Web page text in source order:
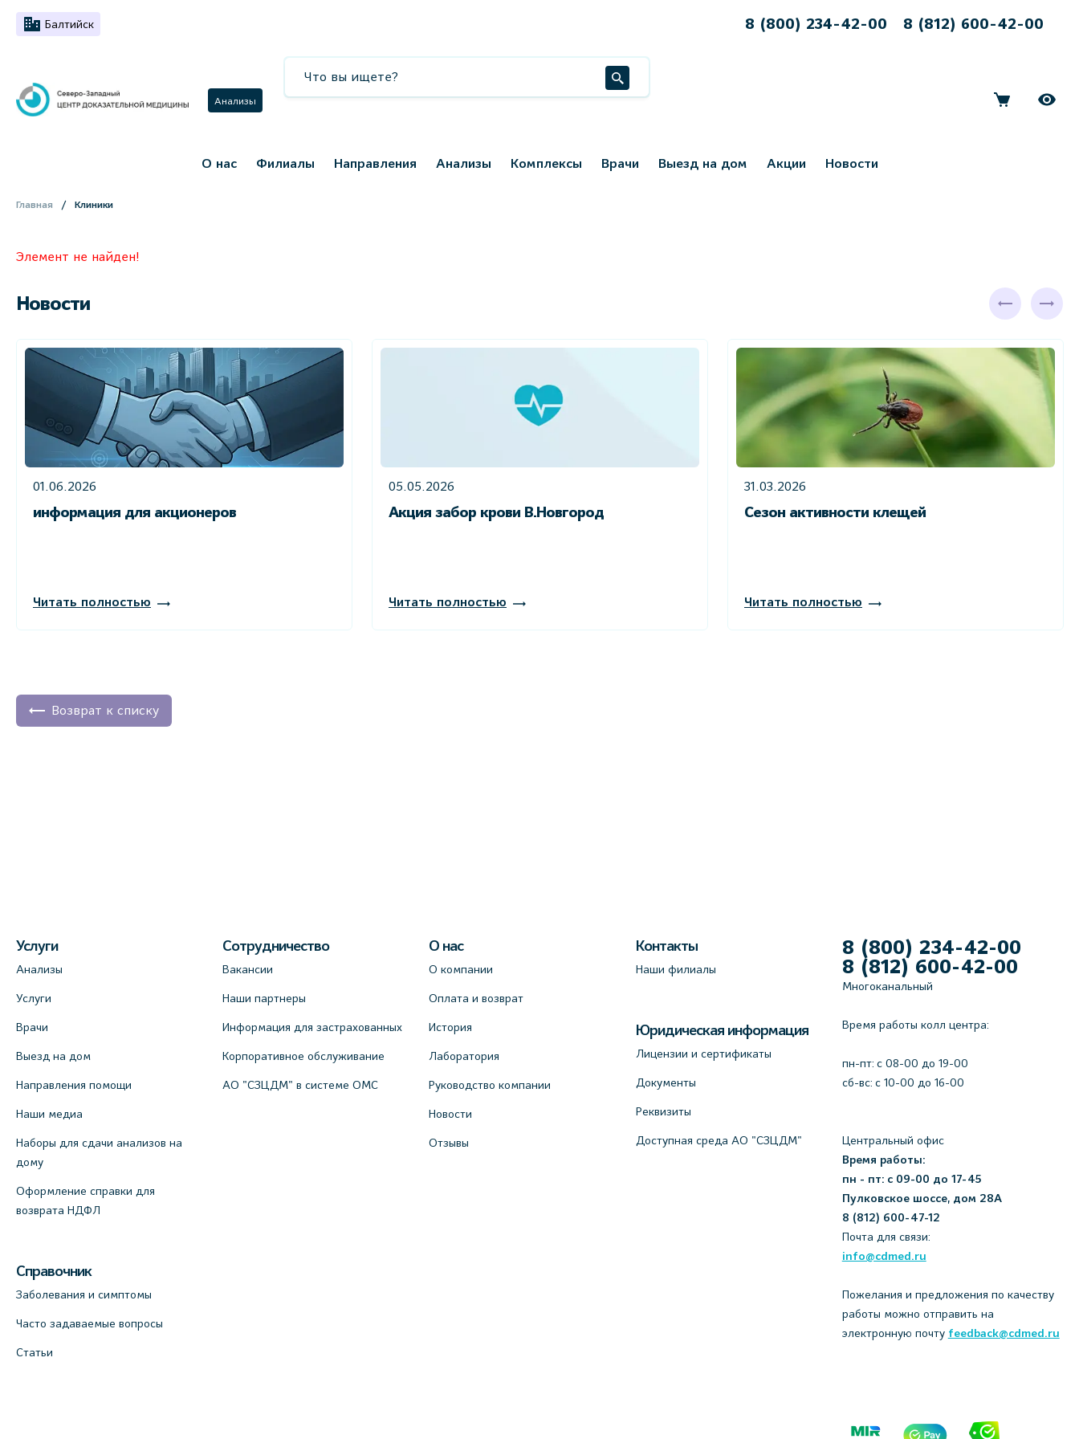
Балтийск 8 (800) 234-42-00 8 (812) 600-42-00
Анализы
О нас Филиалы Направления Анализы Комплексы Врачи Выезд на дом Акции Новости
Главная Клиники
Элемент не найден!
Новости
01.06.2026
информация для акционеров
Читать полностью
05.05.2026
Акция забор крови В.Новгород
Читать полностью
31.03.2026
Сезон активности клещей
Читать полностью
Возврат к списку
Услуги
Анализы
Услуги
Врачи
Выезд на дом
Направления помощи
Наши медиа
Наборы для сдачи анализов на
дому
Оформление справки для
возврата НДФЛ
Справочник
Заболевания и симптомы
Часто задаваемые вопросы
Статьи
Сотрудничество
Вакансии
Наши партнеры
Информация для застрахованных
Корпоративное обслуживание
АО "СЗЦДМ" в системе ОМС
О нас
О компании
Оплата и возврат
История
Лаборатория
Руководство компании
Новости
Отзывы
Контакты
Наши филиалы
Юридическая информация
Лицензии и сертификаты
Документы
Реквизиты
Доступная среда АО "СЗЦДМ"
8 (800) 234-42-00
8 (812) 600-42-00
Многоканальный
Время работы колл центра:
пн-пт: c 08-00 до 19-00
сб-вс: с 10-00 до 16-00
Центральный офис
Время работы:
пн - пт: с 09-00 до 17-45
Пулковское шоссе, дом 28А
8 (812) 600-47-12
Почта для связи:
info@cdmed.ru
Пожелания и предложения по качеству
работы можно отправить на
электронную почту feedback@cdmed.ru